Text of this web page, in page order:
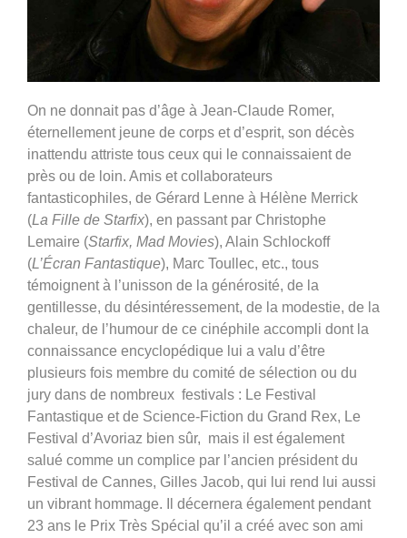
On ne donnait pas d’âge à Jean-Claude Romer,
éternellement jeune de corps et d’esprit, son décès
inattendu attriste tous ceux qui le connaissaient de
près ou de loin. Amis et collaborateurs
fantasticophiles, de Gérard Lenne à Hélène Merrick
(La Fille de Starfix), en passant par Christophe
Lemaire (Starfix, Mad Movies), Alain Schlockoff
(L’Écran Fantastique), Marc Toullec, etc., tous
témoignent à l’unisson de la générosité, de la
gentillesse, du désintéressement, de la modestie, de la
chaleur, de l’humour de ce cinéphile accompli dont la
connaissance encyclopédique lui a valu d’être
plusieurs fois membre du comité de sélection ou du
jury dans de nombreux festivals : Le Festival
Fantastique et de Science-Fiction du Grand Rex, Le
Festival d’Avoriaz bien sûr, mais il est également
salué comme un complice par l’ancien président du
Festival de Cannes, Gilles Jacob, qui lui rend lui aussi
un vibrant hommage. Il décernera également pendant
23 ans le Prix Très Spécial qu’il a créé avec son ami